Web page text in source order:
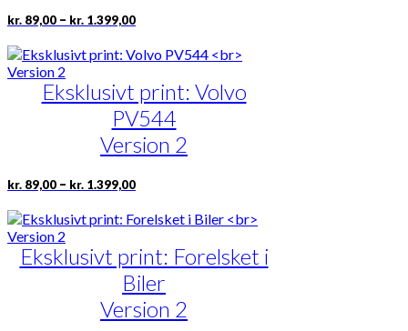
kr. 89,00 – kr. 1.399,00Prisinterval:
til
kr. 1.399,00
Dette
har
varianter.
Mulighederne
kan
vælges
på
Eksklusivt print: Volvo
PV544
Version 2
kr. 89,00 – kr. 1.399,00Prisinterval:
kr. 1.399,00
Dette
har
varianter.
Mulighederne
kan
vælges
på
Eksklusivt print: Forelsket i
Biler
Version 2